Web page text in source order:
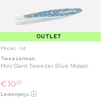
OUTLET
Pincet ⋅ 1 st
Tweezerman
Mini Slant Tweezer Blue Mosaic
€10 89
Ledenprijs